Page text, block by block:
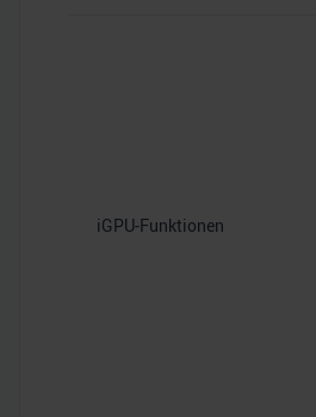
iGPU-Funktionen